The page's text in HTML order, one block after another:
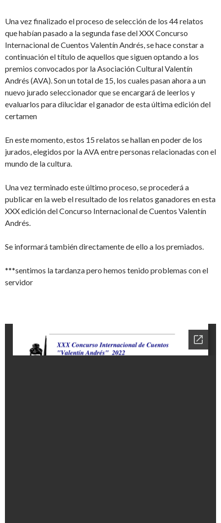
Una vez finalizado el proceso de selección de los 44 relatos
que habían pasado a la segunda fase del XXX Concurso
Internacional de Cuentos Valentín Andrés, se hace constar a
continuación el título de aquellos que siguen optando a los
premios convocados por la Asociación Cultural Valentín
Andrés (AVA). Son un total de 15, los cuales pasan ahora a un
nuevo jurado seleccionador que se encargará de leerlos y
evaluarlos para dilucidar el ganador de esta última edición del
certamen
En este momento, estos 15 relatos se hallan en poder de los
jurados, elegidos por la AVA entre personas relacionadas con el
mundo de la cultura.
Una vez terminado este último proceso, se procederá a
publicar en la web el resultado de los relatos ganadores en esta
XXX edición del Concurso Internacional de Cuentos Valentín
Andrés.
Se informará también directamente de ello a los premiados.
***sentimos la tardanza pero hemos tenido problemas con el
servidor